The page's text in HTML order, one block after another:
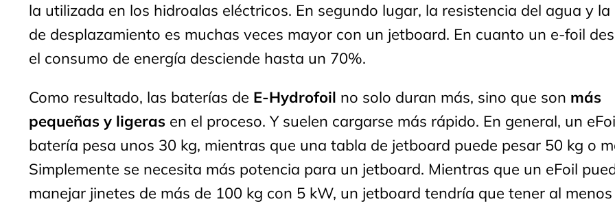
la utilizada en los hidroalas eléctricos. En segundo lugar, la resistencia del agua y la
de desplazamiento es muchas veces mayor con un jetboard. En cuanto un e-foil
el consumo de energía desciende hasta un 70%.
Como resultado, las baterías de E-Hydrofoil no solo duran más, sino que son más
pequeñas y ligeras en el proceso. Y suelen cargarse más rápido. En general, un
batería pesa unos 30 kg, mientras que una tabla de jetboard puede pesar 50 kg o
Simplemente se necesita más potencia para un jetboard. Mientras que un eFoil
manejar jinetes de más de 100 kg con 5 kW, un jetboard tendría que tener al